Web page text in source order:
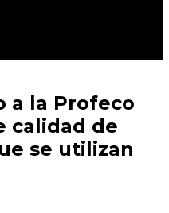
a la Profeco
calidad de
se utilizan